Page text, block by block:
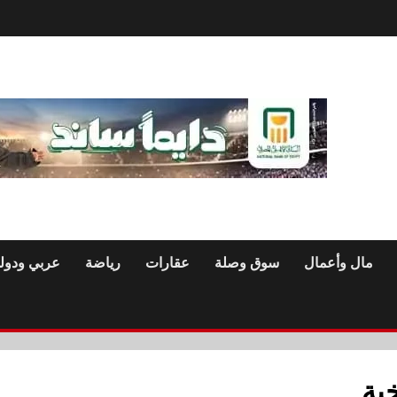
مال وأعمال سوق وصلة عقارات رياضة عربي